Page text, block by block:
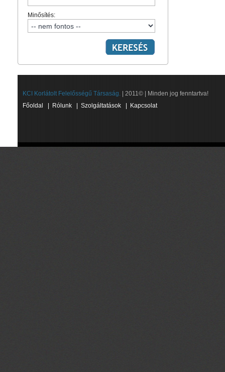
Minősítés:
KCI Korlátolt Felelősségű Társaság. | 2011© | Minden jog fenntartva!
Főoldal
Rólunk Szolgáltatások Kapcsolat